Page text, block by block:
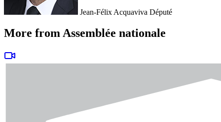
Jean-Félix Acquaviva Député
More from Assemblée nationale